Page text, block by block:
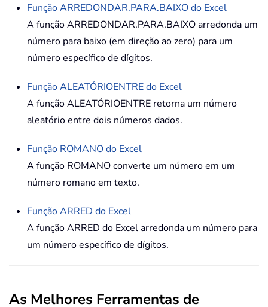
FunçãoARREDONDAR.PARA.BAIXOdo Excel
A função ARREDONDAR.PARA.BAIXO arredonda um
número para baixo (em direção ao zero) para um
número específico de dígitos.
FunçãoALEATÓRIOENTREdo Excel
A função ALEATÓRIOENTRE retorna um número
aleatório entre dois números dados.
Função ROMANOdo Excel
A função ROMANO converte um número em um
número romano em texto.
FunçãoARRED do Excel
A função ARRED do Excel arredonda um número para
um número específico de dígitos.
As Melhores Ferramentas de